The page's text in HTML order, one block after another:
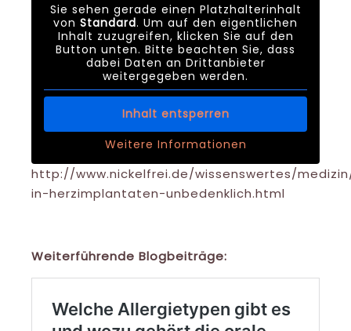
Sie sehen gerade einen Platzhalterinhalt
von Standard. Um auf den eigentlichen
Inhalt zuzugreifen, klicken Sie auf den
Button unten. Bitte beachten Sie, dass
dabei Daten an Drittanbieter
weitergegeben werden.
Inhalt entsperren
Weitere Informationen
http://www.nickelfrei.de/wissenswertes/
in-herzimplantaten-unbedenklich.html
Weiterführende Blogbeiträge: